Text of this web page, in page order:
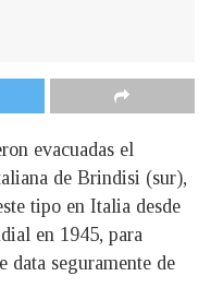
evacuadas el
de Brindisi (sur),
tipo en Italia desde
en 1945, para
data seguramente de